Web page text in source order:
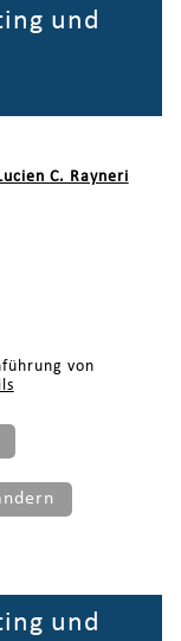
und
C. Rayneri
von
und